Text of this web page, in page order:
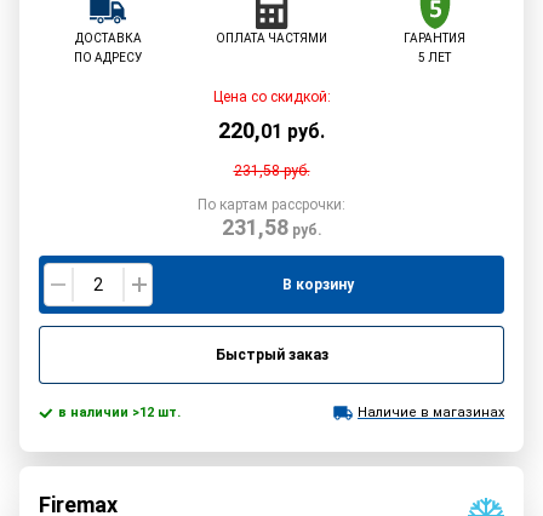
ДОСТАВКА
ПО АДРЕСУ
ОПЛАТА ЧАСТЯМИ
ГАРАНТИЯ
5 ЛЕТ
Цена со скидкой:
220,01 руб.
231,58руб.
По картам рассрочки:
231,58руб.
В корзину
Быстрый заказ
в наличии >12 шт. Наличие в магазинах
Firemax